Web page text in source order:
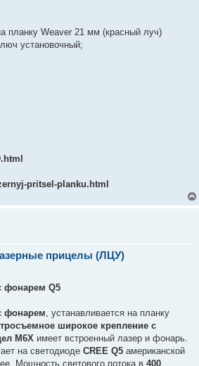
планку Weaver 21 мм (красный луч)
установочный;
pritsel-planku.html
прицелы (ЛЦУ)
фонарем Q5
фонарем , устанавливается на планку
широкое крепление с
М6Х имеет встроенный лазер и фонарь.
на светодиоде CREE Q5 американской
Мощность светового потока в 400